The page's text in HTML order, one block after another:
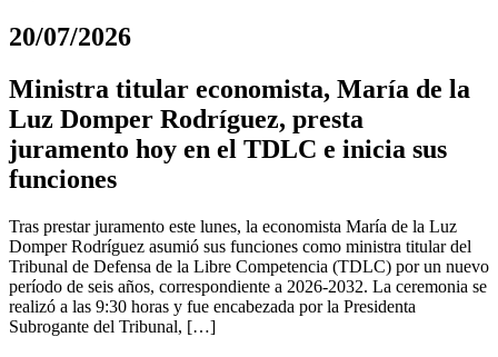
20/07/2026
Ministra titular economista, María de la
Luz Domper Rodríguez, presta
juramento hoy en el TDLC e inicia sus
funciones
Tras prestar juramento este lunes, la economista María de la Luz
Domper Rodríguez asumió sus funciones como ministra titular del
Tribunal de Defensa de la Libre Competencia (TDLC) por un nuevo
período de seis años, correspondiente a 2026-2032. La ceremonia se
realizó a las 9:30 horas y fue encabezada por la Presidenta
Subrogante del Tribunal, […]